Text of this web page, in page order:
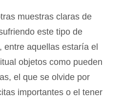
muestras claras de
este tipo de
aquellas estaría el
objetos como pueden
el que se olvide por
importantes o el tener